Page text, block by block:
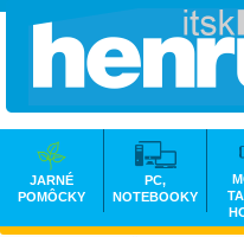
JARNÉ
POMÔCKY
PC,
NOTEBOOKY